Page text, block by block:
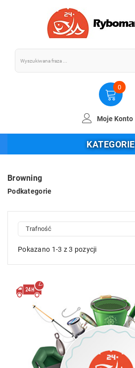
0
Moje Konto
KATEGORIE
Browning
Podkategorie
Trafność
Pokazano 1-3 z 3 pozycji